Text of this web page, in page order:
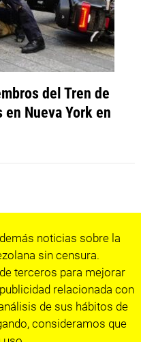
del Tren de
Nueva York en
noticias sobre la
sin censura.
terceros para mejorar
relacionada con
de sus hábitos de
consideramos que